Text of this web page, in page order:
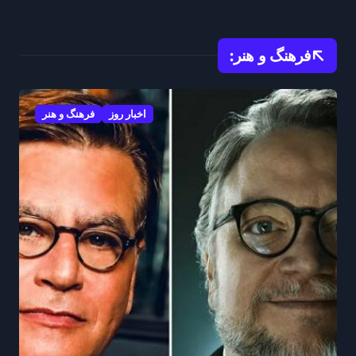
فرهنگ و هنر:
اخبار روز فرهنگ و هنر